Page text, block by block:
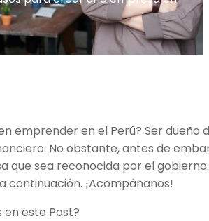
emprender en el Perú? Ser dueño
No obstante, antes de
que sea reconocida por el
continuación. ¡Acompáñanos!
este Post?